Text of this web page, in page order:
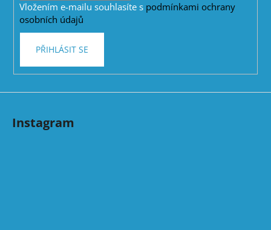
Vložením e-mailu souhlasíte s podmínkami ochrany
osobních údajů
PŘIHLÁSIT SE
Instagram